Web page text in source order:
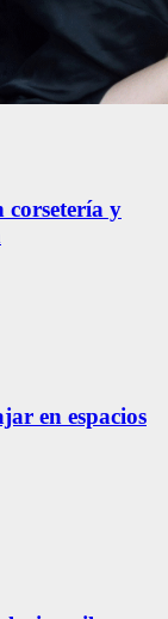
corsetería y
en espacios